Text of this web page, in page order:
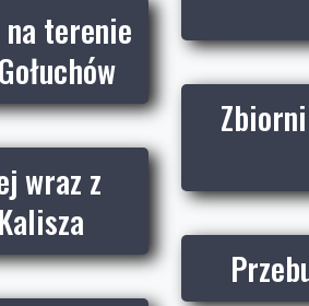
na terenie
wraz z